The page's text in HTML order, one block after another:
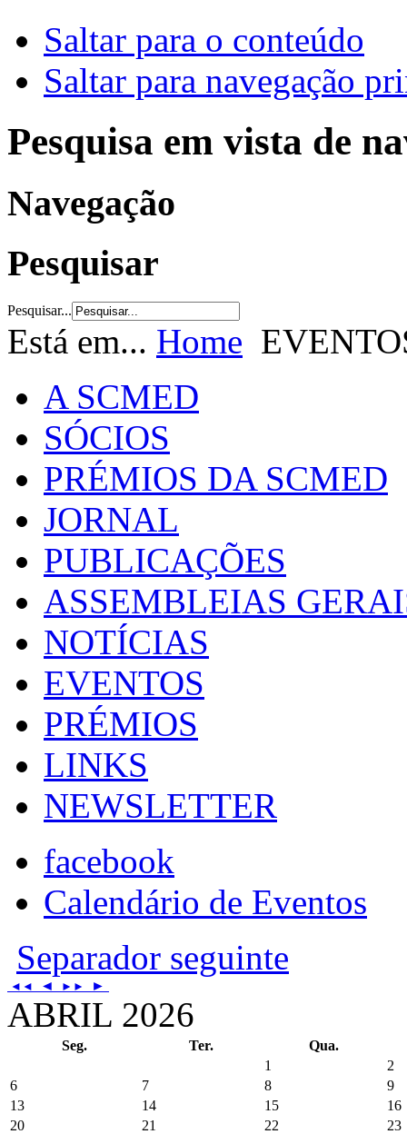
Saltar para o conteúdo
Saltar para navegação
Pesquisa em vista de
Navegação
Pesquisar
Pesquisar...
Está em... Home
A SCMED
SÓCIOS
PRÉMIOS DA SCMED
JORNAL
PUBLICAÇÕES
ASSEMBLEIAS
NOTÍCIAS
EVENTOS
PRÉMIOS
LINKS
NEWSLETTER
facebook
Calendário de Eventos
Separador seguinte
◄◄ ◄ ►► ►
ABRIL 2026
Seg. Ter.
Qua.
1
2
6
7 8
9
13
14 15
16
20
21 22
23